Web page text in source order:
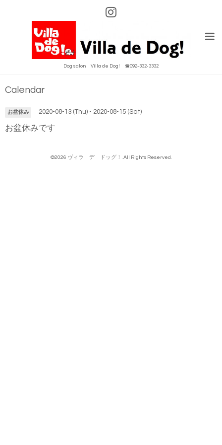
Dog salon Villa de Dog! ☎092-332-3332
Calendar
お盆休み 2020-08-13 (Thu) - 2020-08-15 (Sat)
お盆休みです
©2026 ヴィラ デ ドッグ！ . All Rights Reserved.